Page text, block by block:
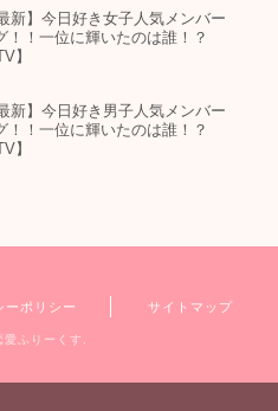
新】今日好き女子人気メンバー
！！一位に輝いたのは誰！？
】
新】今日好き男子人気メンバー
！！一位に輝いたのは誰！？
】
ーポリシー サイトマップ
ふりーくす.